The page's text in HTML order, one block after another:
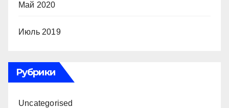
Май 2020
Июль 2019
Рубрики
Uncategorised